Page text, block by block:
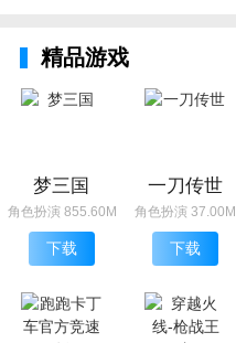
精品游戏
梦三国
角色扮演 855.60M
下载
一刀传世
角色扮演 37.00M
下载